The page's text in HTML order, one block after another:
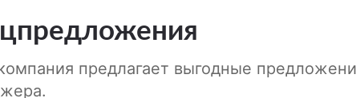
предлагает выгодные